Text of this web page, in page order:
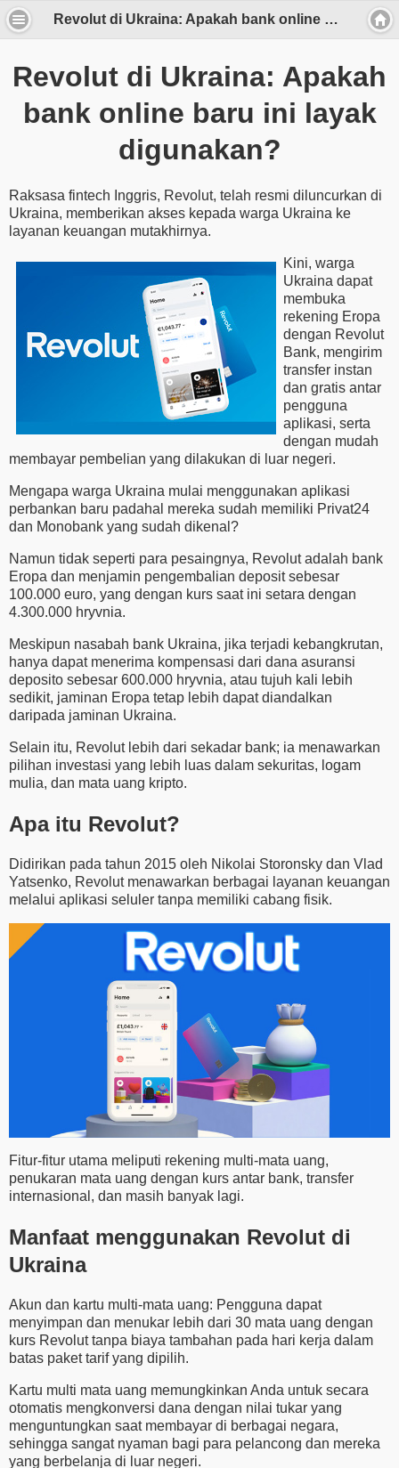
Revolut di Ukraina: Apakah bank online baru ini layak digunakan?
Revolut di Ukraina: Apakah
bank online baru ini layak
digunakan?
Raksasa fintech Inggris, Revolut, telah resmi diluncurkan di
Ukraina, memberikan akses kepada warga Ukraina ke
layanan keuangan mutakhirnya.
Kini, warga
Ukraina dapat
membuka
rekening Eropa
dengan Revolut
Bank, mengirim
transfer instan
dan gratis antar
pengguna
aplikasi, serta
dengan mudah
membayar pembelian yang dilakukan di luar negeri.
Mengapa warga Ukraina mulai menggunakan aplikasi
perbankan baru padahal mereka sudah memiliki Privat24
dan Monobank yang sudah dikenal?
Namun tidak seperti para pesaingnya, Revolut adalah bank
Eropa dan menjamin pengembalian deposit sebesar
100.000 euro, yang dengan kurs saat ini setara dengan
4.300.000 hryvnia.
Meskipun nasabah bank Ukraina, jika terjadi kebangkrutan,
hanya dapat menerima kompensasi dari dana asuransi
deposito sebesar 600.000 hryvnia, atau tujuh kali lebih
sedikit, jaminan Eropa tetap lebih dapat diandalkan
daripada jaminan Ukraina.
Selain itu, Revolut lebih dari sekadar bank; ia menawarkan
pilihan investasi yang lebih luas dalam sekuritas, logam
mulia, dan mata uang kripto.
Apa itu Revolut?
Didirikan pada tahun 2015 oleh Nikolai Storonsky dan Vlad
Yatsenko, Revolut menawarkan berbagai layanan keuangan
melalui aplikasi seluler tanpa memiliki cabang fisik.
Fitur-fitur utama meliputi rekening multi-mata uang,
penukaran mata uang dengan kurs antar bank, transfer
internasional, dan masih banyak lagi.
Manfaat menggunakan Revolut di
Ukraina
Akun dan kartu multi-mata uang: Pengguna dapat
menyimpan dan menukar lebih dari 30 mata uang dengan
kurs Revolut tanpa biaya tambahan pada hari kerja dalam
batas paket tarif yang dipilih.
Kartu multi mata uang memungkinkan Anda untuk secara
otomatis mengkonversi dana dengan nilai tukar yang
menguntungkan saat membayar di berbagai negara,
sehingga sangat nyaman bagi para pelancong dan mereka
yang berbelanja di luar negeri.